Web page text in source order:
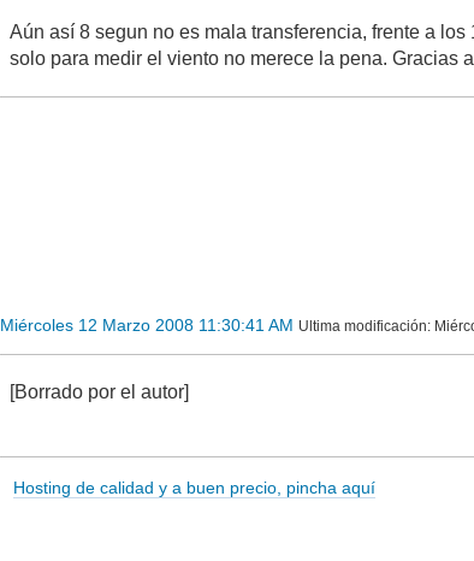
Aún así 8 segun no es mala transferencia, frente a
solo para medir el viento no merece la pena. Gracias
Miércoles 12 Marzo 2008 11:30:41 AM Ultima modificación:
[Borrado por el autor]
Hosting de calidad y a buen precio, pincha aquí